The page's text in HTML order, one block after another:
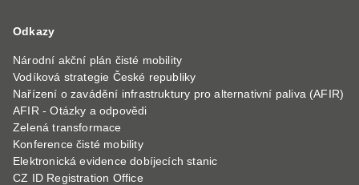
Odkazy
Národní akční plán čisté mobility
Vodíková strategie České republiky
Nařízení o zavádění infrastruktury pro alternativní paliva (AFIR)
AFIR - Otázky a odpovědi
Zelená transformace
Konference čisté mobility
Elektronická evidence dobíjecích stanic
CZ ID Registration Office